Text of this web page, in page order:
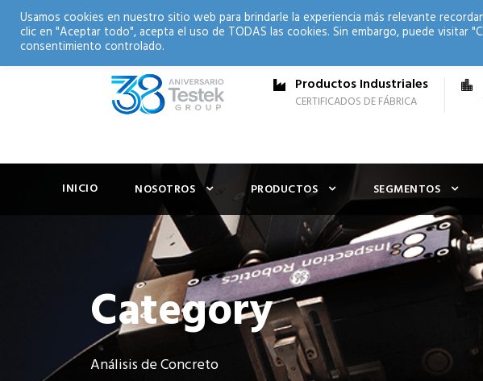
Productos Industriales
CERTIFICADOS DE FÁBRICA
INICIO NOSOTROS PRODUCTOS SEGMENTOS
Category
Análisis de Concreto
Usamos cookies en nuestro sitio web para brindarle la experiencia más relevante
clic en "Aceptar todo", acepta el uso de TODAS las cookies. Sin embargo, puede visitar
consentimiento controlado.